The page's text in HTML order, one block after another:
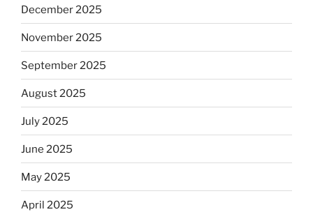
December 2025
November 2025
September 2025
August 2025
July 2025
June 2025
May 2025
April 2025